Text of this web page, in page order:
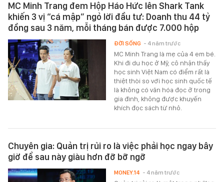
MC Minh Trang đem Hộp Háo Hức lên Shark Tank
khiến 3 vị “cá mập” ngỏ lời đầu tư: Doanh thu 44 tỷ
đồng sau 3 năm, mỗi tháng bán được 7.000 hộp
MC Minh Trang là mẹ của 4 em bé.
Khi đi du học ở Mỹ, cô nhận thấy
học sinh Việt Nam có điểm rất là
thiệt thòi so với học sinh quốc tế
là không có văn hóa đọc ở trong
gia đình, không được khuyến
khích đọc sách từ nhỏ.
ĐỜI SỐNG - 4 năm trước
Chuyên gia: Quản trị rủi ro là việc phải học ngay bây
giờ để sau này giàu hơn đỡ bỡ ngỡ
MONEY.14 - 4 năm trước